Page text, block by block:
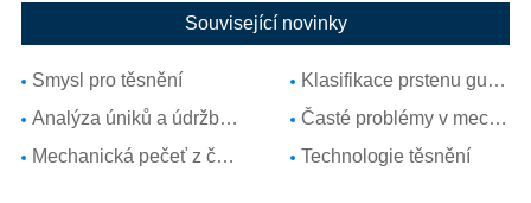
Související novinky
Smysl pro těsnění
Klasifikace prstenu gumového těsnění
Analýza úniků a údržba mechanické těsnění
Časté problémy v mechanickém čerpadlu těsnění
Mechanická pečeť z čerpadla
Technologie těsnění